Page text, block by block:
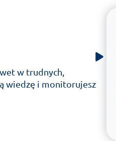
w trudnych,
wiedzę i monitorujesz